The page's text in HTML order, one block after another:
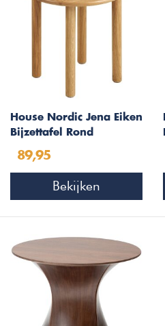
House Nordic Jena Eiken
Bijzettafel Rond
89,95
Bekijken